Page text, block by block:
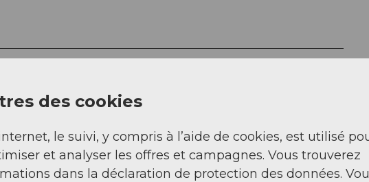
Sep Oct Nov Déc
des cookies
le suivi, y compris à l’aide de cookies, est utilisé
et analyser les offres et campagnes. Vous trouverez
dans la déclaration de protection des données.